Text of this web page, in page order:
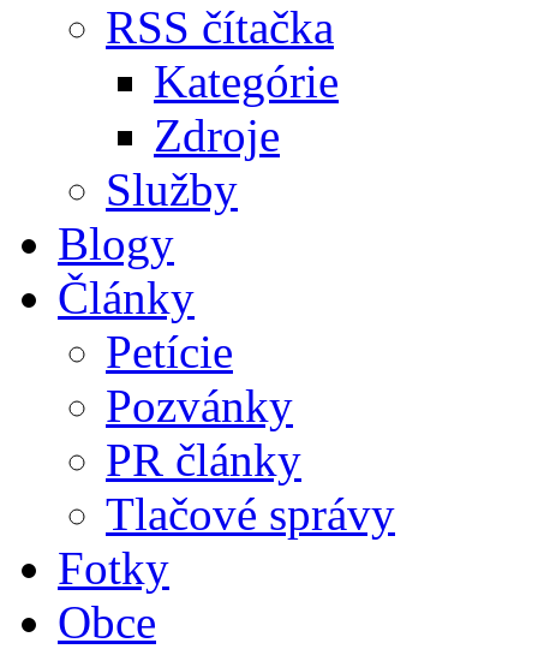
RSS čítačka
Kategórie
Zdroje
Služby
Blogy
Články
Petície
Pozvánky
PR články
Tlačové správy
Fotky
Obce